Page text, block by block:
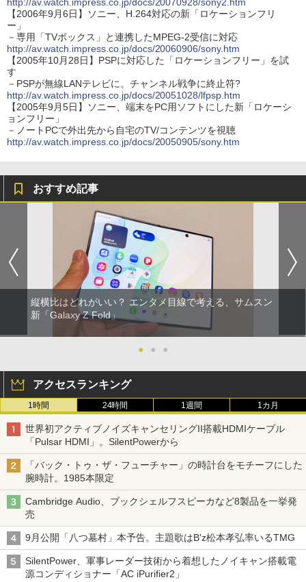
http://av.watch.impress.co.jp/docs/20070928/sony2.htm
【2006年9月6日】ソニー、H.264対応の新「ロケーションフリ
ー」
－専用「TVボックス」と連携したMPEG-2受信に対応
http://av.watch.impress.co.jp/docs/20060906/sony.htm
【2005年10月28日】PSPに対応した「ロケーションフリー」を試
す
－PSPが無線LANテレビに。チャンネル戦争に終止符?
http://av.watch.impress.co.jp/docs/20051028/lfpsp.htm
【2005年9月5日】ソニー、端末をPC用ソフトにした新「ロケーシ
ョンフリー」
－ノートPCで外出先から自宅のTV/コンテンツを視聴
http://av.watch.impress.co.jp/docs/20050905/sony.htm
おすすめ記事
縦横比はどれがいい？ エンタメ目線で考える、サムスン
新「Galaxy Z Fold」
● ● ●
アクセスランキング
1時間 24時間 1週間 1カ月
世界初アクティブノイズキャンセリングII搭載HDMIケーブル
「Pulsar HDMI」。SilentPowerから
「バック・トゥ・ザ・フューチャー」の時計台をモチーフにした
腕時計。1985本限定
Cambridge Audio、ブックシェルフスピーカなど8製品を一挙発
売
9月公開「八つ墓村」本予告。主題歌はB'z松本孝弘率いるTMG
SilentPower、軍事レーダー技術から着想したノイキャン搭載電
源コンディショナー「AC iPurifier2」